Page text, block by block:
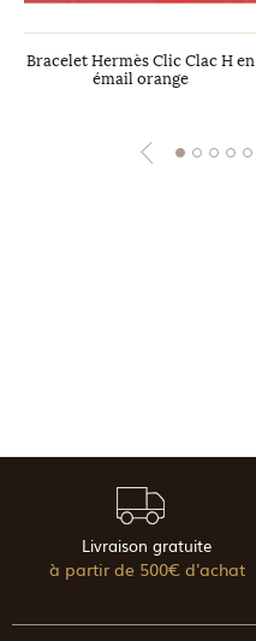
Bracelet Hermès Clic Clac H en
émail orange
Livraison gratuite
à partir de 500€ d'achat